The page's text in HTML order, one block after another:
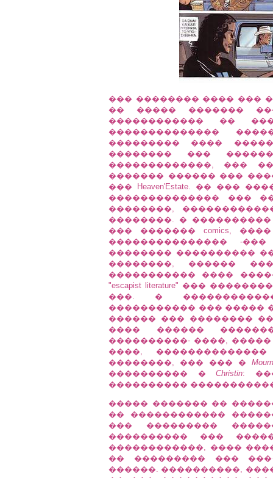
��� �������� ���� ���
�� ����� �������
������������ ��
��������������
��������� ����
�������� ���
�������������, ���
������� ������ ���
��� Heaven'Estate. �� ���
�������������� ���
��������,
��������. �
��� ������� comics,
��������������� -
�������� ����������
��������, ������
����������� ����
"escapist literature" ���
���. �
����������� ��� �����
������ ��� ��������
���� ������
����������- ����,
����,
��������, ��� ��� �
���������� � Christin:
����������
����� ������� ��
�� ������������
��� ���������
���������� ���
������������, ����
�� ��������� ���
������. ����������,